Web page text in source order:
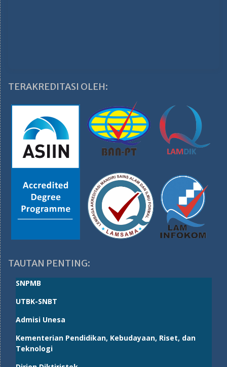
TERAKREDITASI OLEH:
TAUTAN PENTING:
SNPMB
UTBK-SNBT
Admisi Unesa
Kementerian Pendidikan, Kebudayaan, Riset, dan
Teknologi